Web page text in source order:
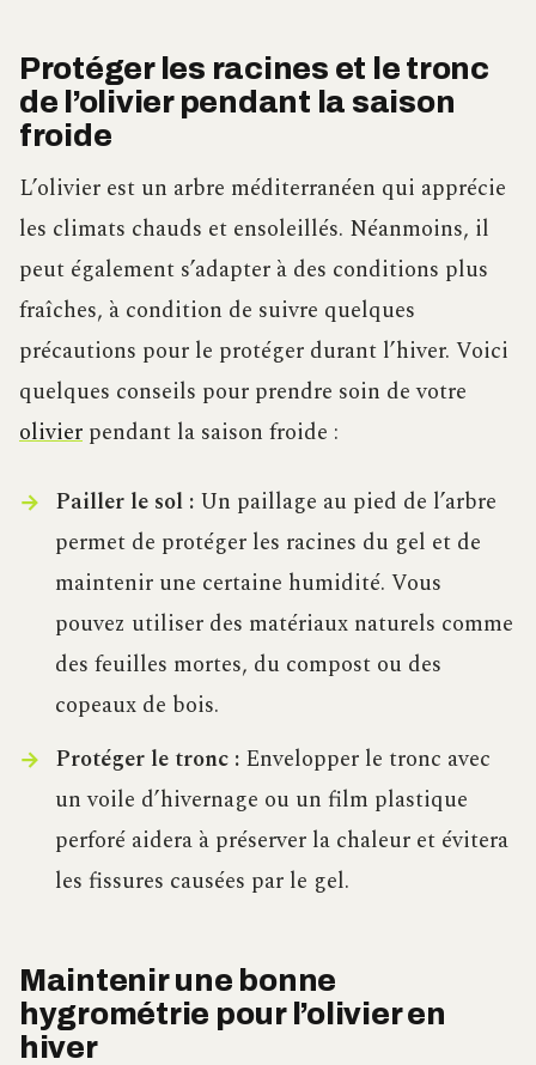
Protéger les racines et le tronc
de l’olivier pendant la saison
froide
L’olivier est un arbre méditerranéen qui apprécie
les climats chauds et ensoleillés. Néanmoins, il
peut également s’adapter à des conditions plus
fraîches, à condition de suivre quelques
précautions pour le protéger durant l’hiver. Voici
quelques conseils pour prendre soin de votre
olivier pendant la saison froide :
Pailler le sol :Un paillage au pied de l’arbre
permet de protéger les racines du gel et de
maintenir une certaine humidité. Vous
pouvez utiliser des matériaux naturels comme
des feuilles mortes, du compost ou des
copeaux de bois.
Protéger le tronc :Envelopper le tronc avec
un voile d’hivernage ou un film plastique
perforé aidera à préserver la chaleur et évitera
les fissures causées par le gel.
Maintenir une bonne
hygrométrie pour l’olivier en
hiver